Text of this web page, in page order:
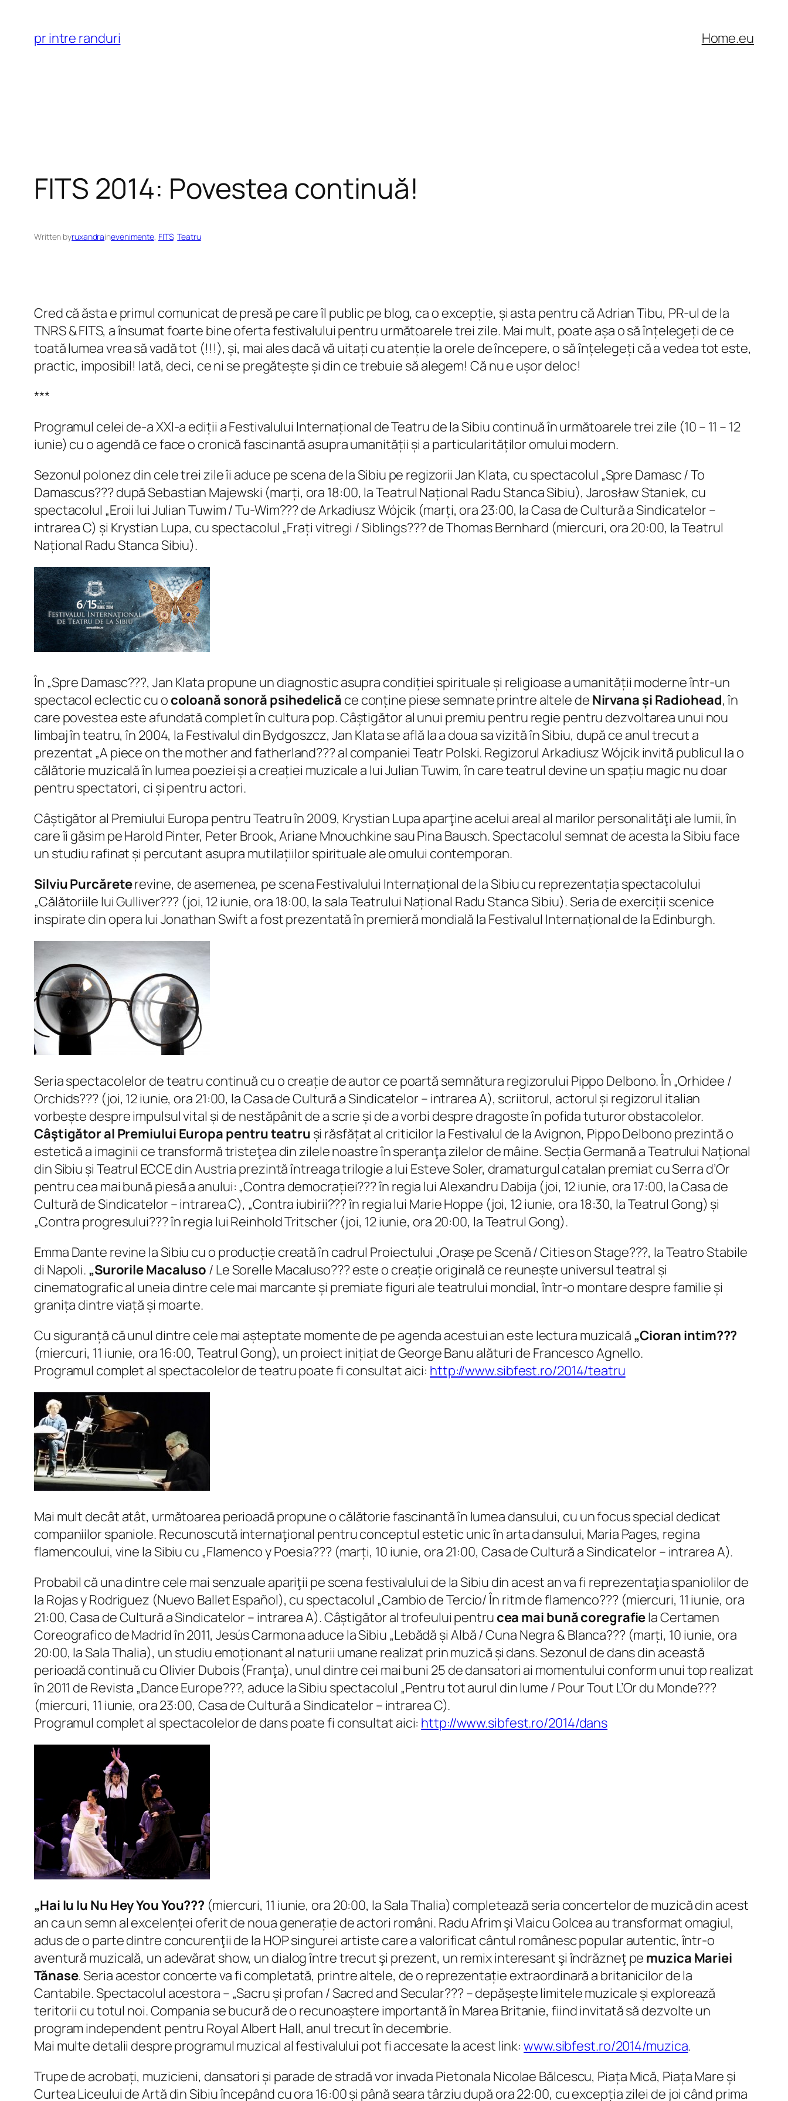
content
pr intre randuri Home.eu
FITS 2014: Povestea continuă!
Written byruxandrainevenimente, FITS, Teatru
Cred că ăsta e primul comunicat de presă pe care îl public pe blog, ca o excepție, și asta pentru că Adrian Tibu, PR-ul de la
TNRS & FITS, a însumat foarte bine oferta festivalului pentru următoarele trei zile. Mai mult, poate așa o să înțelegeți de ce
toată lumea vrea să vadă tot (!!!), și, mai ales dacă vă uitați cu atenție la orele de începere, o să înțelegeți că a vedea tot este,
practic, imposibil! Iată, deci, ce ni se pregătește și din ce trebuie să alegem! Că nu e ușor deloc!
***
Programul celei de-a XXI-a ediții a Festivalului Internațional de Teatru de la Sibiu continuă în următoarele trei zile (10 – 11 – 12
iunie) cu o agendă ce face o cronică fascinantă asupra umanității și a particularităților omului modern.
Sezonul polonez din cele trei zile îi aduce pe scena de la Sibiu pe regizorii Jan Klata, cu spectacolul „Spre Damasc / To
Damascus??? după Sebastian Majewski (marți, ora 18:00, la Teatrul Național Radu Stanca Sibiu), Jarosław Staniek, cu
spectacolul „Eroii lui Julian Tuwim / Tu-Wim??? de Arkadiusz Wójcik (marți, ora 23:00, la Casa de Cultură a Sindicatelor –
intrarea C) și Krystian Lupa, cu spectacolul „Frați vitregi / Siblings??? de Thomas Bernhard (miercuri, ora 20:00, la Teatrul
Național Radu Stanca Sibiu).
În „Spre Damasc???, Jan Klata propune un diagnostic asupra condiției spirituale și religioase a umanității moderne într-un
spectacol eclectic cu o coloană sonoră psihedelică ce conține piese semnate printre altele de Nirvana și Radiohead, în
care povestea este afundată complet în cultura pop. Câștigător al unui premiu pentru regie pentru dezvoltarea unui nou
limbaj în teatru, în 2004, la Festivalul din Bydgoszcz, Jan Klata se află la a doua sa vizită în Sibiu, după ce anul trecut a
prezentat „A piece on the mother and fatherland??? al companiei Teatr Polski. Regizorul Arkadiusz Wójcik invită publicul la o
călătorie muzicală în lumea poeziei și a creației muzicale a lui Julian Tuwim, în care teatrul devine un spațiu magic nu doar
pentru spectatori, ci și pentru actori.
Câștigător al Premiului Europa pentru Teatru în 2009, Krystian Lupa aparţine acelui areal al marilor personalităţi ale lumii, în
care îi găsim pe Harold Pinter, Peter Brook, Ariane Mnouchkine sau Pina Bausch. Spectacolul semnat de acesta la Sibiu face
un studiu rafinat și percutant asupra mutilațiilor spirituale ale omului contemporan.
Silviu Purcăreterevine, de asemenea, pe scena Festivalului Internațional de la Sibiu cu reprezentația spectacolului
„Călătoriile lui Gulliver??? (joi, 12 iunie, ora 18:00, la sala Teatrului Național Radu Stanca Sibiu). Seria de exerciții scenice
inspirate din opera lui Jonathan Swift a fost prezentată în premieră mondială la Festivalul Internațional de la Edinburgh.
Seria spectacolelor de teatru continuă cu o creație de autor ce poartă semnătura regizorului Pippo Delbono. În „Orhidee /
Orchids??? (joi, 12 iunie, ora 21:00, la Casa de Cultură a Sindicatelor – intrarea A), scriitorul, actorul și regizorul italian
vorbește despre impulsul vital și de nestăpânit de a scrie și de a vorbi despre dragoste în pofida tuturor obstacolelor.
Câştigător al Premiului Europa pentru teatru și răsfățat al criticilor la Festivalul de la Avignon, Pippo Delbono prezintă o
estetică a imaginii ce transformă tristeţea din zilele noastre în speranţa zilelor de mâine. Secția Germană a Teatrului Național
din Sibiu și Teatrul ECCE din Austria prezintă întreaga trilogie a lui Esteve Soler, dramaturgul catalan premiat cu Serra d’Or
pentru cea mai bună piesă a anului: „Contra democrației??? în regia lui Alexandru Dabija (joi, 12 iunie, ora 17:00, la Casa de
Cultură de Sindicatelor – intrarea C), „Contra iubirii??? în regia lui Marie Hoppe (joi, 12 iunie, ora 18:30, la Teatrul Gong) și
„Contra progresului??? în regia lui Reinhold Tritscher (joi, 12 iunie, ora 20:00, la Teatrul Gong).
Emma Dante revine la Sibiu cu o producție creată în cadrul Proiectului „Orașe pe Scenă / Cities on Stage???, la Teatro Stabile
di Napoli. „Surorile Macaluso / Le Sorelle Macaluso??? este o creație originală ce reunește universul teatral și
cinematografic al uneia dintre cele mai marcante și premiate figuri ale teatrului mondial, într-o montare despre familie și
granița dintre viață și moarte.
Cu siguranță că unul dintre cele mai așteptate momente de pe agenda acestui an este lectura muzicală „Cioran intim???
(miercuri, 11 iunie, ora 16:00, Teatrul Gong), un proiect inițiat de George Banu alături de Francesco Agnello.
Programul complet al spectacolelor de teatru poate fi consultat aici: http://www.sibfest.ro/2014/teatru
Mai mult decât atât, următoarea perioadă propune o călătorie fascinantă în lumea dansului, cu un focus special dedicat
companiilor spaniole. Recunoscută internaţional pentru conceptul estetic unic în arta dansului, Maria Pages, regina
flamencoului, vine la Sibiu cu „Flamenco y Poesia??? (marți, 10 iunie, ora 21:00, Casa de Cultură a Sindicatelor – intrarea A).
Probabil că una dintre cele mai senzuale apariţii pe scena festivalului de la Sibiu din acest an va fi reprezentaţia spaniolilor de
la Rojas y Rodriguez (Nuevo Ballet Español), cu spectacolul „Cambio de Tercio/ În ritm de flamenco??? (miercuri, 11 iunie, ora
21:00, Casa de Cultură a Sindicatelor – intrarea A). Câștigător al trofeului pentru cea mai bună coregrafiela Certamen
Coreografico de Madrid în 2011, Jesús Carmona aduce la Sibiu „Lebădă și Albă / Cuna Negra & Blanca??? (marți, 10 iunie, ora
20:00, la Sala Thalia), un studiu emoționant al naturii umane realizat prin muzică și dans. Sezonul de dans din această
perioadă continuă cu Olivier Dubois (Franţa), unul dintre cei mai buni 25 de dansatori ai momentului conform unui top realizat
în 2011 de Revista „Dance Europe???, aduce la Sibiu spectacolul „Pentru tot aurul din lume / Pour Tout L’Or du Monde???
(miercuri, 11 iunie, ora 23:00, Casa de Cultură a Sindicatelor – intrarea C).
Programul complet al spectacolelor de dans poate fi consultat aici: http://www.sibfest.ro/2014/dans
„Hai Iu Iu Nu Hey You You??? (miercuri, 11 iunie, ora 20:00, la Sala Thalia) completează seria concertelor de muzică din acest
an ca un semn al excelenței oferit de noua generație de actori români. Radu Afrim şi Vlaicu Golcea au transformat omagiul,
adus de o parte dintre concurenţii de la HOP singurei artiste care a valorificat cântul românesc popular autentic, într-o
aventură muzicală, un adevărat show, un dialog între trecut şi prezent, un remix interesant şi îndrăzneţ pe muzica Mariei
Tănase. Seria acestor concerte va fi completată, printre altele, de o reprezentație extraordinară a britanicilor de la
Cantabile. Spectacolul acestora – „Sacru și profan / Sacred and Secular??? – depășește limitele muzicale și explorează
teritorii cu totul noi. Compania se bucură de o recunoaștere importantă în Marea Britanie, fiind invitată să dezvolte un
program independent pentru Royal Albert Hall, anul trecut în decembrie.
Mai multe detalii despre programul muzical al festivalului pot fi accesate la acest link:www.sibfest.ro/2014/muzica.
Trupe de acrobați, muzicieni, dansatori și parade de stradă vor invada Pietonala Nicolae Bălcescu, Piața Mică, Piața Mare și
Curtea Liceului de Artă din Sibiu începând cu ora 16:00 și până seara târziu după ora 22:00, cu excepția zilei de joi când prima